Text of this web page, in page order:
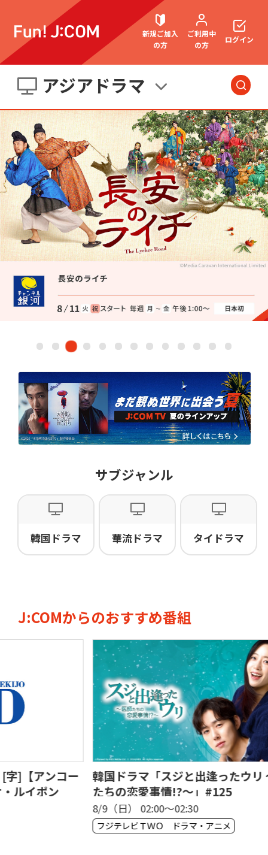
新規ご加入
の方
ご利用中
の方
契約内容確認・変更
お困りごと解決・よくあるご質問
ウェブメール マガジン
ログイン
アジアドラマ
今日・明日の番組 洋画
邦画 海外ドラマ
国内ドラマ アジアドラマ
スポーツ アニメ・キッズ
音楽 エンタメ・バラエティ
ドキュメンタリー・ホビー
サブジャンル
韓国ドラマ 華流ドラマ タイドラマ
J:COMからのおすすめ番組
韓国ドラマ「スジと出逢ったウリ 〜医師
たちの恋愛事情!?〜」#125
8/9（日） 02:00〜02:30
フジテレビＴＷＯ ドラマ・アニメ
韓